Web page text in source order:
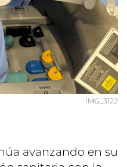
IMG_3122
avanzando en su